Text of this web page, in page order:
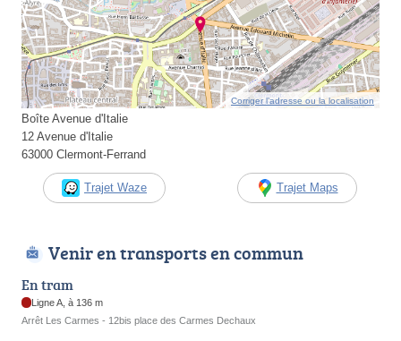
Corriger l’adresse ou la localisation
Boîte Avenue d'Italie
12 Avenue d'Italie
63000 Clermont-Ferrand
Trajet Waze Trajet Maps
Venir en transports en commun
En tram
Ligne A, à 136 m
Arrêt Les Carmes - 12bis place des Carmes Dechaux